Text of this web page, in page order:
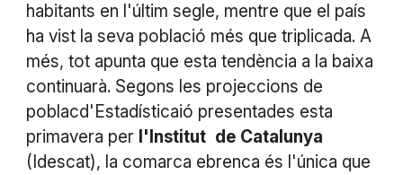
habitants en l'últim segle, mentre que el país
ha vist la seva població més que triplicada. A
més, tot apunta que esta tendència a la baixa
continuarà. Segons les projeccions de
poblacd'Estadísticaió presentades esta
primavera per l'Institut de Catalunya
(Idescat), la comarca ebrenca és l'única que